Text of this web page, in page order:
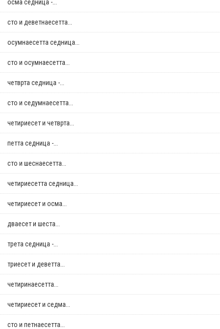
осма седница -...
сто и деветнаесетта...
осумнaесетта седница...
сто и осумнaесетта...
четврта седница -...
сто и седумнаесетта...
четириесет и четврта...
петта седница -...
сто и шеснаесетта...
четириесетта седница...
четириесет и осма...
дваесет и шеста...
трета седница -...
триесет и деветта...
четиринаесетта...
четириесет и седма...
сто и петнаесетта...